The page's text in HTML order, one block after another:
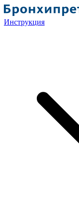
Инструкция